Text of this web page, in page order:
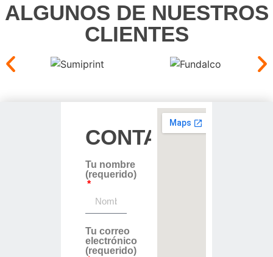
ALGUNOS DE NUESTROS
CLIENTES
CONTACTO
Tu nombre
(requerido)
Tu correo
electrónico
(requerido)